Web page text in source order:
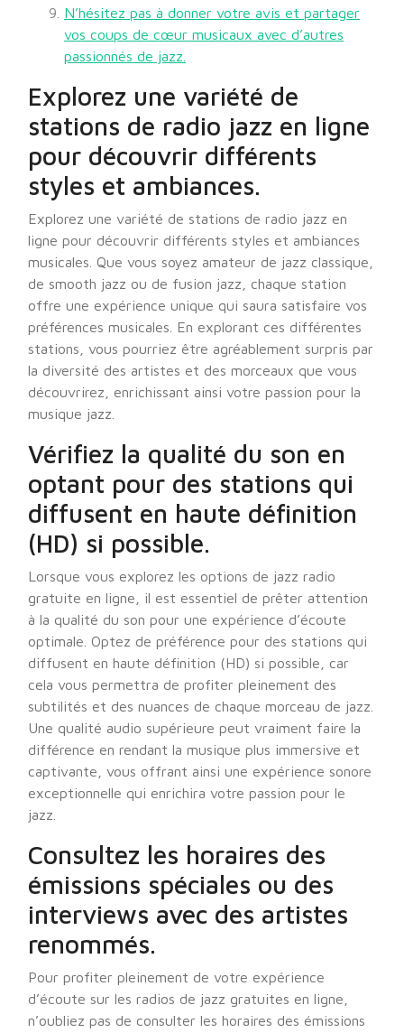
N’hésitez pas à donner votre avis et partager
vos coups de cœur musicaux avec d’autres
passionnés de jazz.
Explorez une variété de
stations de radio jazz en ligne
pour découvrir différents
styles et ambiances.
Explorez une variété de stations de radio jazz en
ligne pour découvrir différents styles et ambiances
musicales. Que vous soyez amateur de jazz classique,
de smooth jazz ou de fusion jazz, chaque station
offre une expérience unique qui saura satisfaire vos
préférences musicales. En explorant ces différentes
stations, vous pourriez être agréablement surpris par
la diversité des artistes et des morceaux que vous
découvrirez, enrichissant ainsi votre passion pour la
musique jazz.
Vérifiez la qualité du son en
optant pour des stations qui
diffusent en haute définition
(HD) si possible.
Lorsque vous explorez les options de jazz radio
gratuite en ligne, il est essentiel de prêter attention
à la qualité du son pour une expérience d’écoute
optimale. Optez de préférence pour des stations qui
diffusent en haute définition (HD) si possible, car
cela vous permettra de profiter pleinement des
subtilités et des nuances de chaque morceau de jazz.
Une qualité audio supérieure peut vraiment faire la
différence en rendant la musique plus immersive et
captivante, vous offrant ainsi une expérience sonore
exceptionnelle qui enrichira votre passion pour le
jazz.
Consultez les horaires des
émissions spéciales ou des
interviews avec des artistes
renommés.
Pour profiter pleinement de votre expérience
d’écoute sur les radios de jazz gratuites en ligne,
n’oubliez pas de consulter les horaires des émissions